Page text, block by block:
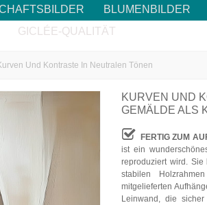
BLUMENBILDER
GICLÉE-QUALITÄT
Und Kontraste In Neutralen Tönen
KURVEN UND
GEMÄLDE ALS
FERTIG ZUM
ist ein
reproduziert wird.
stabilen
mitgelieferten
Leinwand, die